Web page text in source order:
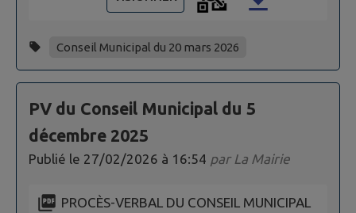
Conseil Municipal du 20 mars 2026
PV du Conseil Municipal du 5
décembre 2025
Publié le 27/02/2026 à 16:54 par La Mairie
PROCÈS-VERBAL DU CONSEIL MUNICIPAL